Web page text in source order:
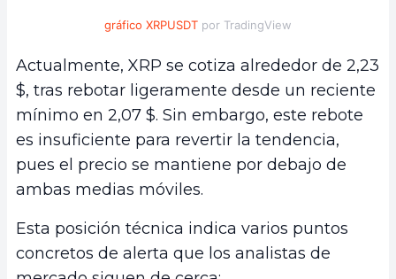
gráfico XRPUSDT por TradingView
Actualmente, XRP se cotiza alrededor de 2,23
$, tras rebotar ligeramente desde un reciente
mínimo en 2,07 $. Sin embargo, este rebote
es insuficiente para revertir la tendencia,
pues el precio se mantiene por debajo de
ambas medias móviles.
Esta posición técnica indica varios puntos
concretos de alerta que los analistas de